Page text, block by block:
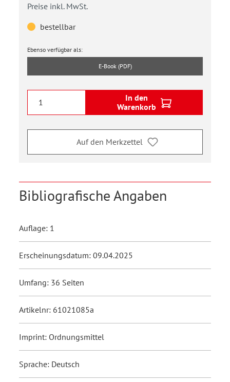
Preise inkl. MwSt.
bestellbar
Ebenso verfügbar als:
E-Book (PDF)
In den
Warenkorb
Auf den Merkzettel
Bibliografische Angaben
Auflage: 1
Erscheinungsdatum: 09.04.2025
Umfang: 36 Seiten
Artikelnr: 61021085a
Imprint: Ordnungsmittel
Sprache: Deutsch